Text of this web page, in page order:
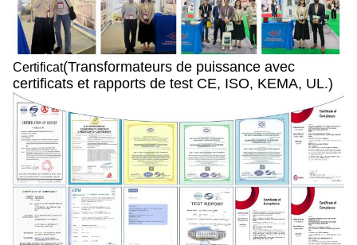
Certificat(Transformateurs de puissance avec
certificats et rapports de test CE, ISO, KEMA, UL.)